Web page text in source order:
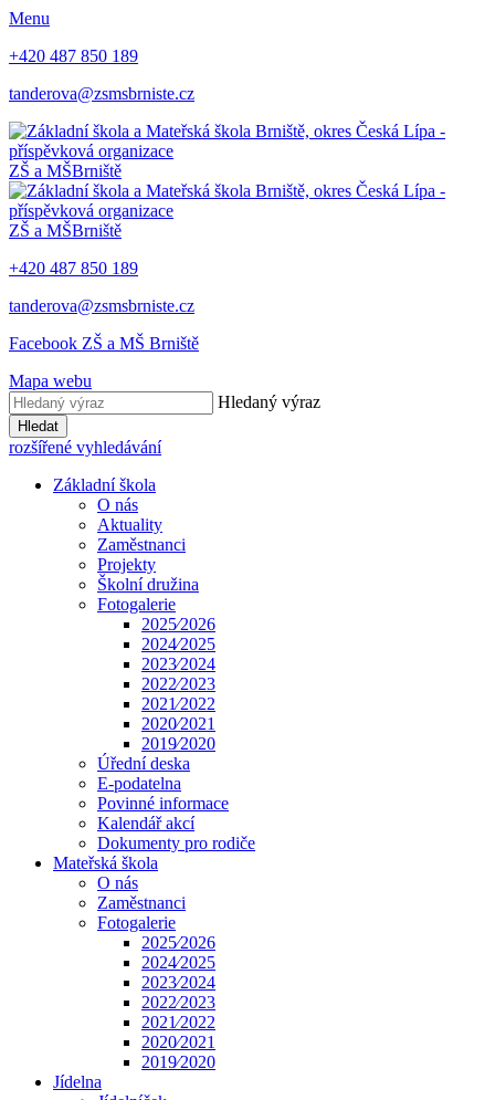
Menu
+420 487 850 189
tanderova@zsmsbrniste.cz
ZŠ a MŠBrniště
ZŠ a MŠBrniště
+420 487 850 189
tanderova@zsmsbrniste.cz
Facebook ZŠ a MŠ Brniště
Mapa webu
Hledaný výraz
Hledat
rozšířené vyhledávání
Základní škola
O nás
Aktuality
Zaměstnanci
Projekty
Školní družina
Fotogalerie
2025⁄2026
2024⁄2025
2023⁄2024
2022⁄2023
2021⁄2022
2020⁄2021
2019⁄2020
Úřední deska
E-podatelna
Povinné informace
Kalendář akcí
Dokumenty pro rodiče
Mateřská škola
O nás
Zaměstnanci
Fotogalerie
2025⁄2026
2024⁄2025
2023⁄2024
2022⁄2023
2021⁄2022
2020⁄2021
2019⁄2020
Jídelna